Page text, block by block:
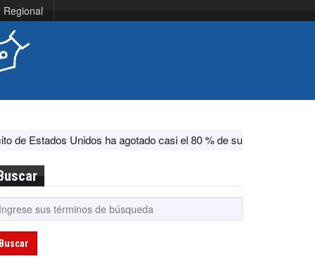
Regional
Unidos ha agotado casi el 80 % de su sistema antimisiles,
Buscar